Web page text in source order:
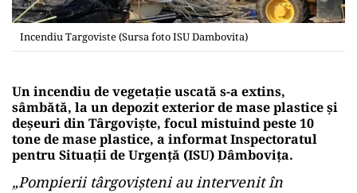
Incendiu Targoviste (Sursa foto ISU Dambovita)
Un incendiu de vegetaţie uscată s-a extins,
sâmbătă, la un depozit exterior de mase plastice şi
deşeuri din Târgovişte, focul mistuind peste 10
tone de mase plastice, a informat Inspectoratul
pentru Situaţii de Urgenţă (ISU) Dâmboviţa.
„Pompierii târgovişteni au intervenit în